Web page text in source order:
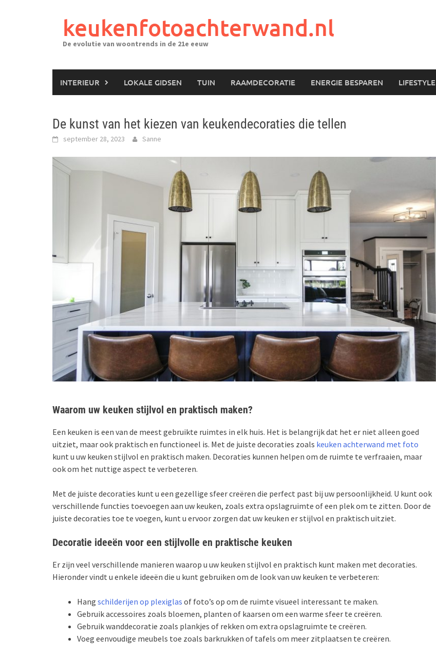
keukenfotoachterwand.nl
De evolutie van woontrends in de 21e eeuw
INTERIEUR LOKALE GIDSEN TUIN RAAMDECORATIE ENERGIE BESPAREN LIFESTYLE
De kunst van het kiezen van keukendecoraties die tellen
september 28, 2023 Sanne
Waarom uw keuken stijlvol en praktisch maken?
Een keuken is een van de meest gebruikte ruimtes in elk huis. Het is belangrijk dat het er niet alleen goed
uitziet, maar ook praktisch en functioneel is. Met de juiste decoraties zoals keuken achterwand met foto
kunt u uw keuken stijlvol en praktisch maken. Decoraties kunnen helpen om de ruimte te verfraaien, maar
ook om het nuttige aspect te verbeteren.
Met de juiste decoraties kunt u een gezellige sfeer creëren die perfect past bij uw persoonlijkheid. U kunt ook
verschillende functies toevoegen aan uw keuken, zoals extra opslagruimte of een plek om te zitten. Door de
juiste decoraties toe te voegen, kunt u ervoor zorgen dat uw keuken er stijlvol en praktisch uitziet.
Decoratie ideeën voor een stijlvolle en praktische keuken
Er zijn veel verschillende manieren waarop u uw keuken stijlvol en praktisch kunt maken met decoraties.
Hieronder vindt u enkele ideeën die u kunt gebruiken om de look van uw keuken te verbeteren:
Hang schilderijen op plexiglas of foto’s op om de ruimte visueel interessant te maken.
Gebruik accessoires zoals bloemen, planten of kaarsen om een warme sfeer te creëren.
Gebruik wanddecoratie zoals plankjes of rekken om extra opslagruimte te creëren.
Voeg eenvoudige meubels toe zoals barkrukken of tafels om meer zitplaatsen te creëren.